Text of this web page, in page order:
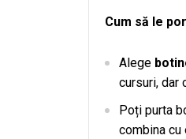
Cum să le
Alege
cursuri, dar
Poți purta
combina cu